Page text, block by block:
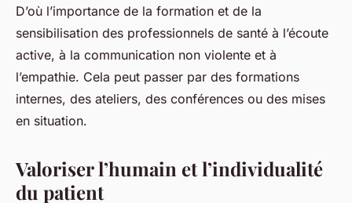
D’où l’importance de la formation et de la
sensibilisation des professionnels de santé à l’écoute
active, à la communication non violente et à
l’empathie. Cela peut passer par des formations
internes, des ateliers, des conférences ou des mises
en situation.
Valoriser l’humain et l’individualité
du patient